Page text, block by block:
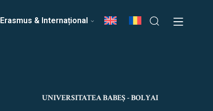
Echipa Facultății
Erasmus & Internațional
UNIVERSITATEA BABEȘ - BOLYAI